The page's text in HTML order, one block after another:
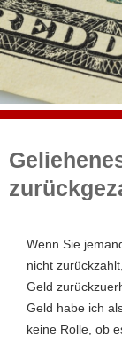
Wenn Sie
nicht
Geld
Geld habe ich
keine Rolle, ob